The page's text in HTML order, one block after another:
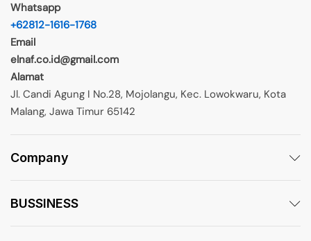
Whatsapp
+62812-1616-1768
Email
elnaf.co.id@gmail.com
Alamat
Jl. Candi Agung I No.28, Mojolangu, Kec. Lowokwaru, Kota
Malang, Jawa Timur 65142
Company
BUSSINESS